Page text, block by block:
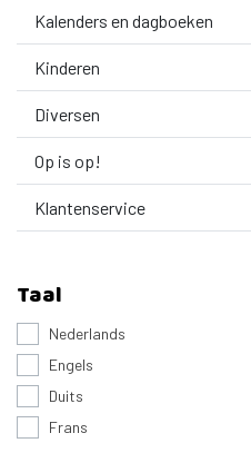
Kalenders en dagboeken
Kinderen
Diversen
Op is op!
Klantenservice
Taal
Nederlands
Engels
Duits
Frans